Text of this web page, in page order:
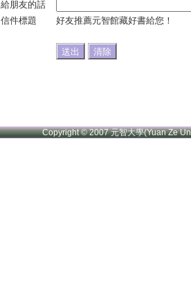
給朋友的話
信件標題
好友推薦元智館藏好書給您！
Copyright © 2007 元智大學(Yuan Ze